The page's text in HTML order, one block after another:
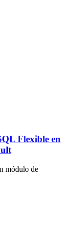
Flexible en
módulo de